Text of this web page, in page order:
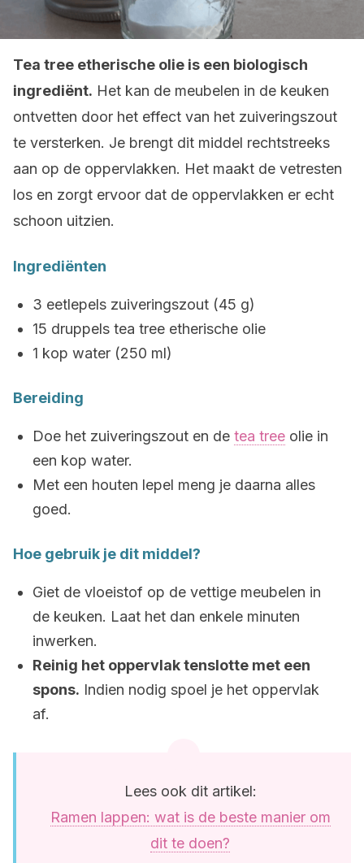
Tea tree etherische olie is een biologisch
ingrediënt. Het kan de meubelen in de keuken
ontvetten door het effect van het zuiveringszout
te versterken. Je brengt dit middel rechtstreeks
aan op de oppervlakken. Het maakt de vetresten
los en zorgt ervoor dat de oppervlakken er echt
schoon uitzien.
Ingrediënten
3 eetlepels zuiveringszout (45 g)
15 druppels tea tree etherische olie
1 kop water (250 ml)
Bereiding
Doe het zuiveringszout en de tea tree olie in
een kop water.
Met een houten lepel meng je daarna alles
goed.
Hoe gebruik je dit middel?
Giet de vloeistof op de vettige meubelen in
de keuken. Laat het dan enkele minuten
inwerken.
Reinig het oppervlak tenslotte met een
spons. Indien nodig spoel je het oppervlak
af.
Lees ook dit artikel:
Ramen lappen: wat is de beste manier om
dit te doen?